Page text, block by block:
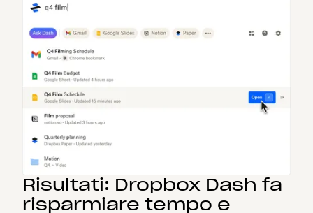
Risultati: Dropbox Dash fa
risparmiare tempo e